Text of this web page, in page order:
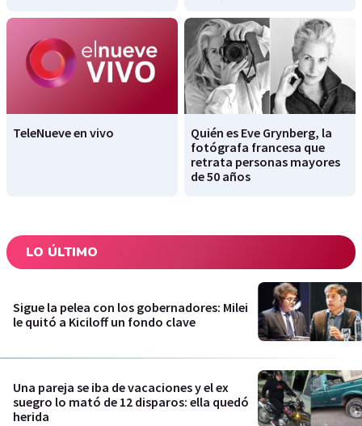
TeleNueve en vivo
Quién es Eve Grynberg, la
fotógrafa francesa que
retrata personas mayores
de 50 años
LO ÚLTIMO
Sigue la pelea con los gobernadores: Milei
le quitó a Kiciloff un fondo clave
Una pareja se iba de vacaciones y el ex
suegro lo mató de 12 disparos: ella quedó
herida